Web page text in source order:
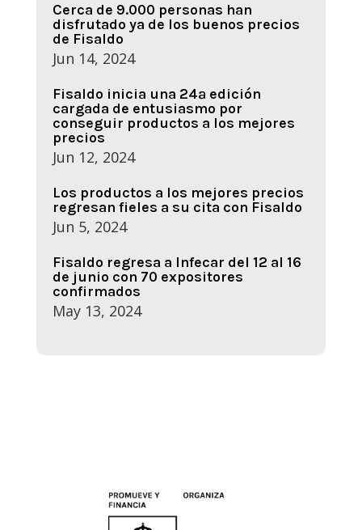
Cerca de 9.000 personas han
disfrutado ya de los buenos precios
de Fisaldo
Jun 14, 2024
Fisaldo inicia una 24ª edición
cargada de entusiasmo por
conseguir productos a los mejores
precios
Jun 12, 2024
Los productos a los mejores precios
regresan fieles a su cita con Fisaldo
Jun 5, 2024
Fisaldo regresa a Infecar del 12 al 16
de junio con 70 expositores
confirmados
May 13, 2024